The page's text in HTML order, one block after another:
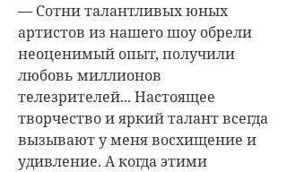
— Сотни талантливых юных
артистов из нашего шоу обрели
неоценимый опыт, получили
любовь миллионов
телезрителей... Настоящее
творчество и яркий талант всегда
вызывают у меня восхищение и
удивление. А когда этими